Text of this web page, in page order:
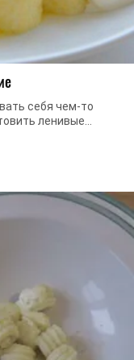
себя чем-то
ленивые
...